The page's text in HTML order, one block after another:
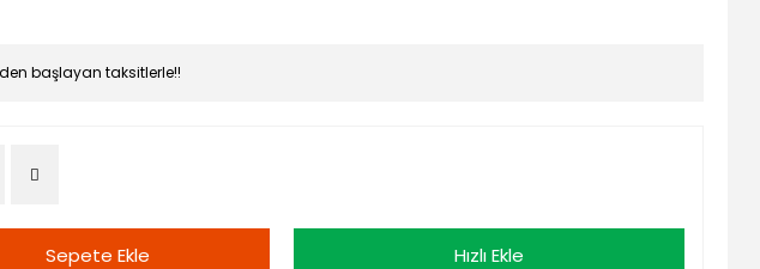
den başlayan taksitlerle!!
Sepete Ekle Hızlı Ekle